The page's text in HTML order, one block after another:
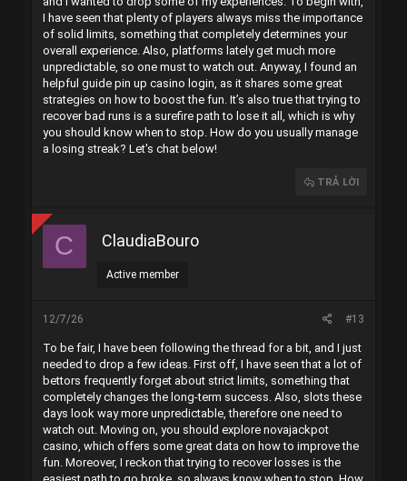
I have seen that plenty of players always miss the importance
of solid limits, something that completely determines your
overall experience. Also, platforms lately get much more
unpredictable, so one must to watch out. Anyway, I found an
helpful guide pin up casino login , as it shares some great
strategies on how to boost the fun. It’s also true that trying to
recover bad runs is a surefire path to lose it all, which is why
you should know when to stop. How do you usually manage
a losing streak? Let's chat below!
TRẢ LỜI
C ClaudiaBouro
Active member
12/7/26 #13
To be fair, I have been following the thread for a bit, and I just
needed to drop a few ideas. First off, I have seen that a lot of
bettors frequently forget about strict limits, something that
completely changes the long-term success. Also, slots these
days look way more unpredictable, therefore one need to
watch out. Moving on, you should explore novajackpot
casino, which offers some great data on how to improve the
fun. Moreover, I reckon that trying to recover losses is the